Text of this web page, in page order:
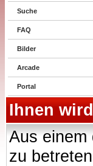
Suche
FAQ
Bilder
Arcade
Portal
Ihnen
Aus einem
zu